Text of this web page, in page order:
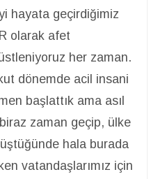
hayata geçirdiğimiz
olarak afet
her zaman.
dönemde acil insani
başlattık ama asıl
zaman geçip, ülke
hala burada
vatandaşlarımız için